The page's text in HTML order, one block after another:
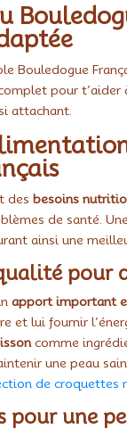
Bouledogue
pour
attachant.
des besoins
de santé.
ainsi une
pour
apport important
et lui fournir
comme
une peau
de croquettes
pour une